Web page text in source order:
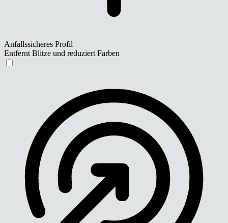
Anfallssicheres Profil
Entfernt Blitze und reduziert Farben